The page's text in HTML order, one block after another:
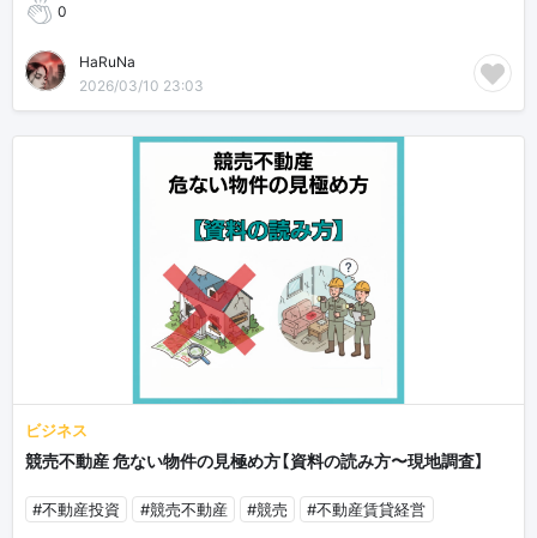
0
HaRuNa
2026/03/10 23:03
ビジネス
競売不動産 危ない物件の見極め方【資料の読み方〜現地調査】
#不動産投資 #競売不動産 #競売 #不動産賃貸経営